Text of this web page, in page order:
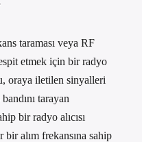
taraması veya RF
etmek için bir radyo
oraya iletilen sinyalleri
tarayan
bir radyo alıcısı
alım frekansına sahip